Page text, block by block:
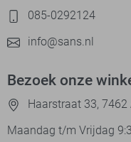
085-0292124
info@sans.nl
Bezoek onze
Haarstraat 33, 7462
Maandag t/m Vrijdag